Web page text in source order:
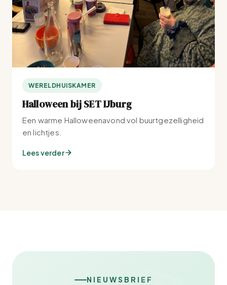
WERELDHUISKAMER
Halloween bij SET IJburg
Een warme Halloweenavond vol buurtgezelligheid
en lichtjes.
Lees verder
NIEUWSBRIEF